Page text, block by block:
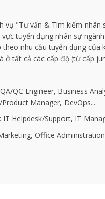
vụ "Tư vấn & Tìm kiếm
tuyển dụng nhân sự
nhu cầu tuyển dụng của
ở tất cả các cấp độ (từ cấp
QC Engineer, Business
Manager, DevOps...
Helpdesk/Support, IT
Office